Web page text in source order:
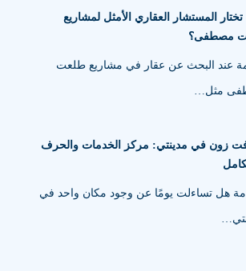
المستشار العقاري الأمثل لمشاريع
مصطفى؟
عند البحث عن عقار في مشاريع طلعت
مثل…
زون في مدينتي: مركز الخدمات والحرف
هل تساءلت يومًا عن وجود مكان واحد في